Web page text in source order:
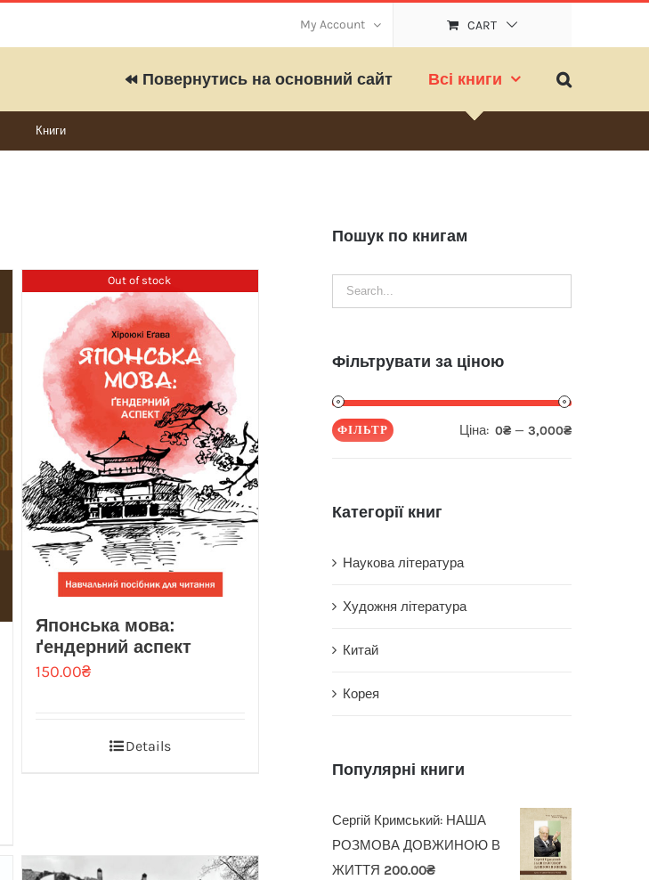
My Account CART
Повернутись на основний сайт Всі книги
Книги
Out of stock
Японська мова:
ґендерний аспект
150.00₴
Details
Пошук по книгам
Фільтрувати за ціною
Мінімальна
Найбільша
ФІЛЬТР Ціна: 0₴ — 3,000₴
Категорії книг
Наукова література
Художня література
Китай
Корея
Популярні книги
Сергій Кримський: НАША
РОЗМОВА ДОВЖИНОЮ В
ЖИТТЯ 200.00₴